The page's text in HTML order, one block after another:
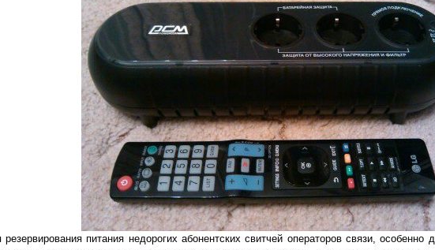
питания недорогих абонентских свитчей операторов связи,